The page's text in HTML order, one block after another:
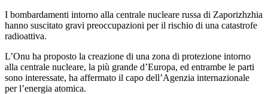
I bombardamenti intorno alla centrale nucleare russa di Zaporizhzhia
hanno suscitato gravi preoccupazioni per il rischio di una catastrofe
radioattiva.
L’Onu ha proposto la creazione di una zona di protezione intorno
alla centrale nucleare, la più grande d’Europa, ed entrambe le parti
sono interessate, ha affermato il capo dell’Agenzia internazionale
per l’energia atomica.